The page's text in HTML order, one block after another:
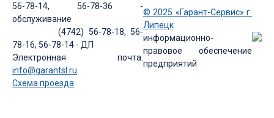
56-78-14, 56-78-36 -
обслуживание
(4742) 56-78-18, 56-
78-16, 56-78-14 - ДП
Электронная почта:
info@garantsl.ru
Схема проезда
© 2025 «Гарант-Сервис» г.
Липецк
информационно-
правовое обеспечение
предприятий